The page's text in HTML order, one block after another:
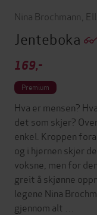
Nina Brochmann
Jenteboka
169,-
Premium
Hva er mensen?
det som skjer?
enkel. Kroppen
og i hjernen skjer
voksne, men for
greit å skjønne
legene Nina
gjennom alt …